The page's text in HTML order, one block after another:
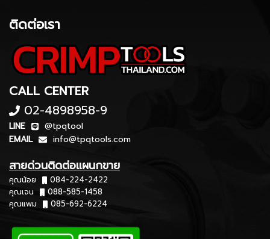
ติดต่อเรา
CALL CENTER
02-4898958-9
LINE
@tpqtool
EMAIL
info@tpqtools.com
สายด่วนติดต่อแผนกขาย
คุณน้อย
084-224-2422
คุณเจน
088-585-1458
คุณแพม
085-692-6224